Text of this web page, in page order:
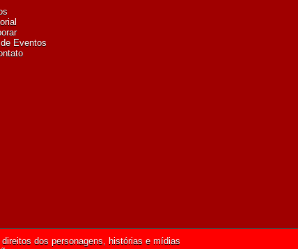
Eventos
dos personagens, histórias e mídias